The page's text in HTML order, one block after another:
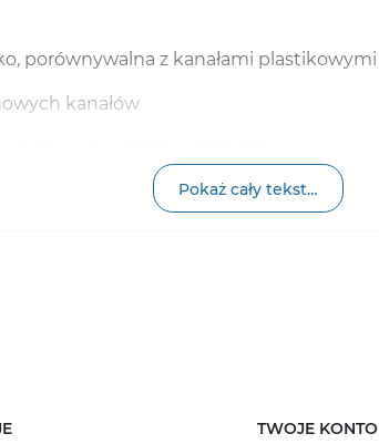
porównywalna z kanałami plastikowymi
kanałów
Pokaż cały tekst…
TWOJE KONTO